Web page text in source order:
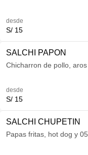
desde
S/ 15
SALCHI PAPON
Chicharron de pollo,
desde
S/ 15
SALCHI CHUPETIN
Papas fritas, hot dog y